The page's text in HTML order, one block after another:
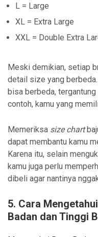
L = Large
XL = Extra Large
XXL = Double Extra
Meski demikian, setiap
detail size yang
bisa berbeda,
contoh, kamu yang
Memeriksa size chart
dapat membantu kamu
Karena itu, selain
kamu juga perlu
dibeli agar nantinya
5. Cara
Badan dan Tinggi